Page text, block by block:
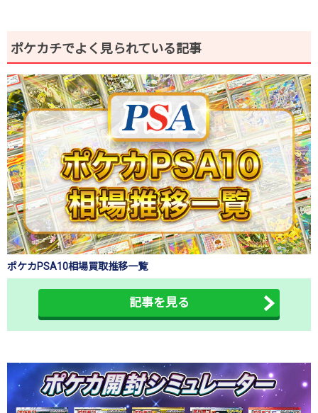
ポケカチでよく見られている記事
ポケカPSA10相場買取推移一覧
記事を見る